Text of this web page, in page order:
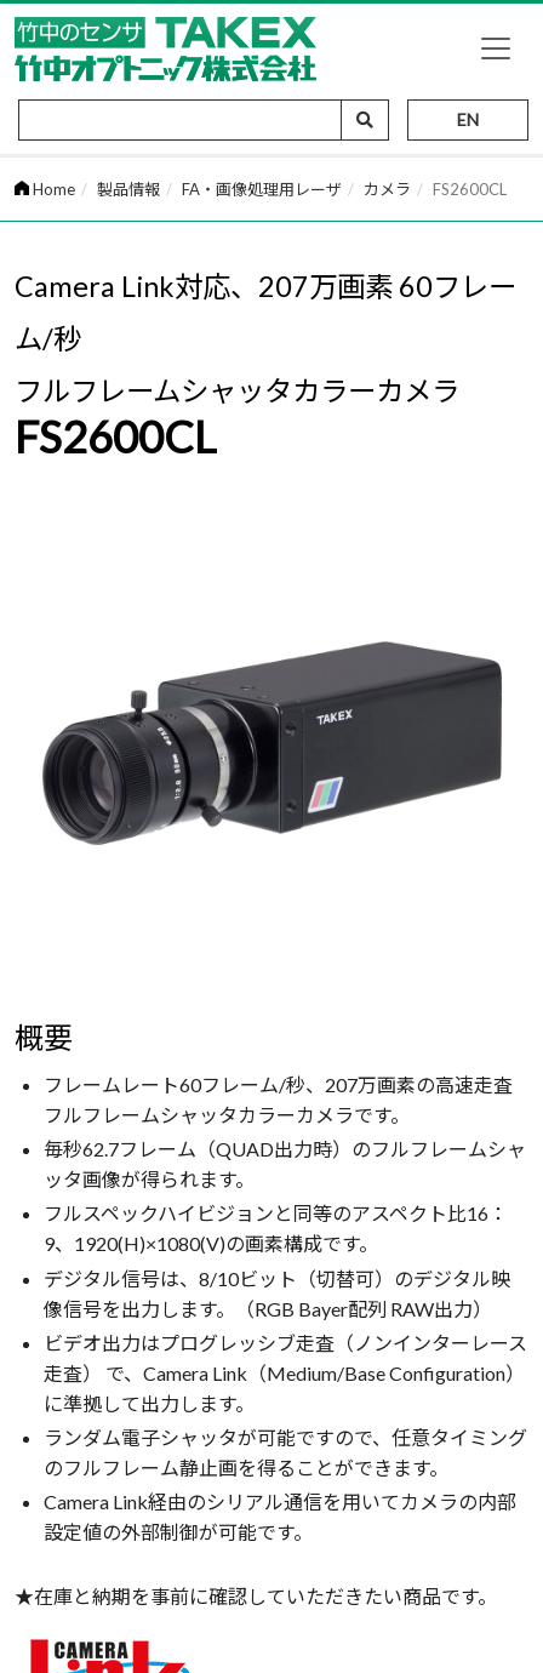
EN
Home 製品情報 FA・画像処理用レーザ カメラ FS2600CL
Camera Link対応、207万画素 60フレー
ム/秒
フルフレームシャッタカラーカメラ
FS2600CL
概要
フレームレート60フレーム/秒、207万画素の高速走査
フルフレームシャッタカラーカメラです。
毎秒62.7フレーム（QUAD出力時）のフルフレームシャ
ッタ画像が得られます。
フルスペックハイビジョンと同等のアスペクト比16：
9、1920(H)×1080(V)の画素構成です。
デジタル信号は、8/10ビット（切替可）のデジタル映
像信号を出力します。（RGB Bayer配列 RAW出力）
ビデオ出力はプログレッシブ走査（ノンインターレース
走査） で、Camera Link（Medium/Base Configuration）
に準拠して出力します。
ランダム電子シャッタが可能ですので、任意タイミング
のフルフレーム静止画を得ることができます。
Camera Link経由のシリアル通信を用いてカメラの内部
設定値の外部制御が可能です。
★在庫と納期を事前に確認していただきたい商品です。